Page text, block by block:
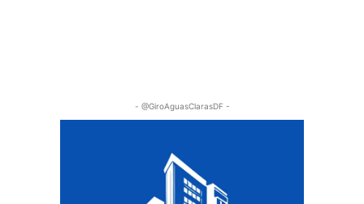
- @GiroAguasClarasDF -